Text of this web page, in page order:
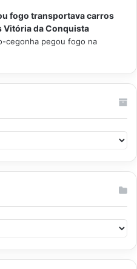
fogo transportava carros
Vitória da Conquista
cegonha pegou fogo na